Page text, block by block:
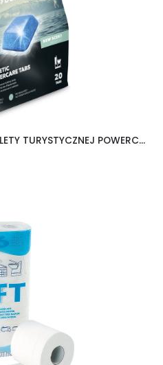
DOMETIC TABLETKI DO TOALETY TURYSTYCZNEJ POWERCARE TABS 20 SZTUK